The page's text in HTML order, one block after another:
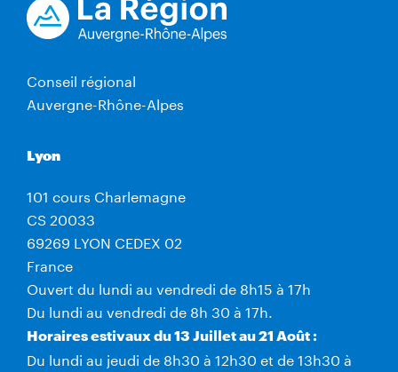
Conseil régional
Auvergne-Rhône-Alpes
Lyon
101 cours Charlemagne
CS 20033
69269 LYON CEDEX 02
France
Ouvert du lundi au vendredi de 8h15 à 17h
Du lundi au vendredi de 8h 30 à 17h.
Horaires estivaux du 13 Juillet au 21 Août :
Du lundi au jeudi de 8h30 à 12h30 et de 13h30 à